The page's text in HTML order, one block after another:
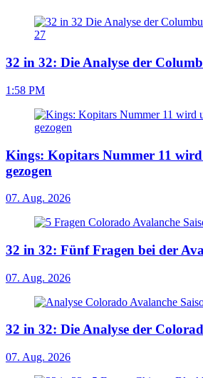
32 in 32: Die Analyse der
1:58 PM
Kings: Kopitars Nummer 11
gezogen
07. Aug. 2026
32 in 32: Fünf Fragen bei der
07. Aug. 2026
32 in 32: Die Analyse der
07. Aug. 2026